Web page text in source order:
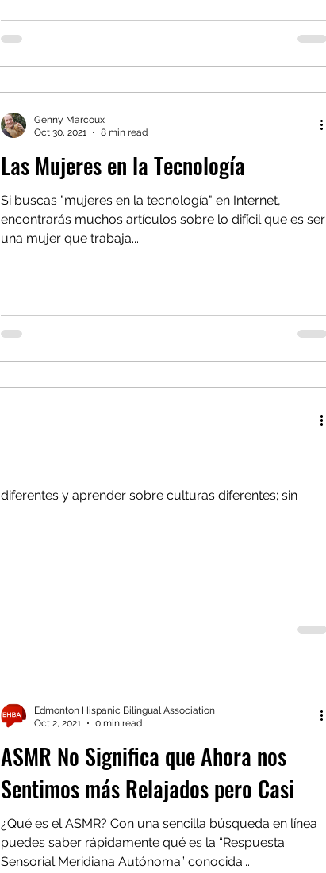
Las Mujeres en la Tecnología
Si buscas "mujeres en la tecnología" en Internet,
encontrarás muchos artículos sobre lo difícil que es ser
una mujer que trabaja...
Genny Marcoux
Oct 30, 2021
8 min read
ASMR No Significa que Ahora nos
Sentimos más Relajados pero Casi
¿Qué es el ASMR? Con una sencilla búsqueda en línea
puedes saber rápidamente qué es la “Respuesta
Sensorial Meridiana Autónoma” conocida...
Edmonton Hispanic Bilingual Association
Oct 2, 2021
0 min read